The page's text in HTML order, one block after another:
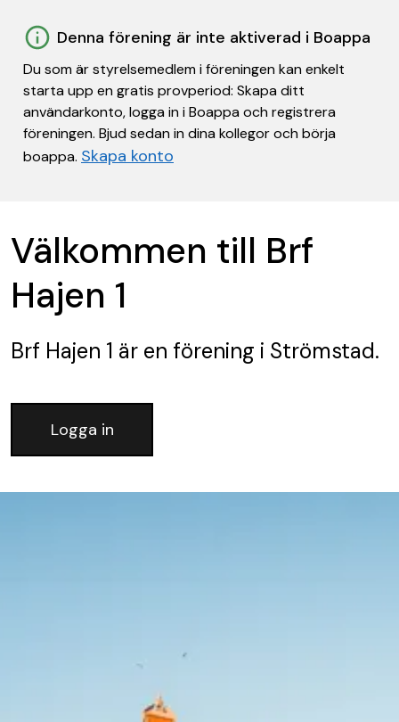
Denna förening är inte aktiverad i Boappa
Du som är styrelsemedlem i föreningen kan enkelt
starta upp en gratis provperiod: Skapa ditt
användarkonto, logga in i Boappa och registrera
föreningen. Bjud sedan in dina kollegor och börja
boappa. Skapa konto
Välkommen till Brf
Hajen 1
Brf Hajen 1 är en förening i Strömstad.
Logga in